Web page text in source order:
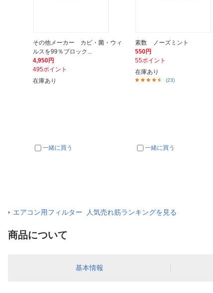
その他メーカー カビ・菌・ウィ
ルスを99％ブロック...
4,950円
495ポイント
在庫あり
一緒に買う
素数 ノーズミント
550円
55ポイント
在庫あり
(23)
一緒に買う
エアコン用フィルター 人気売れ筋ランキングを見る
商品について
基本情報